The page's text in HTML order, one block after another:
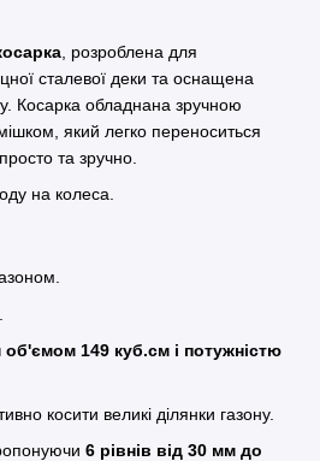
, розроблена для
сталевої деки та оснащена
Косарка обладнана зручною
який легко переноситься
та зручно.
на колеса.
149 куб.см і потужністю
косити великі ділянки газону.
6 рівнів від 30 мм до